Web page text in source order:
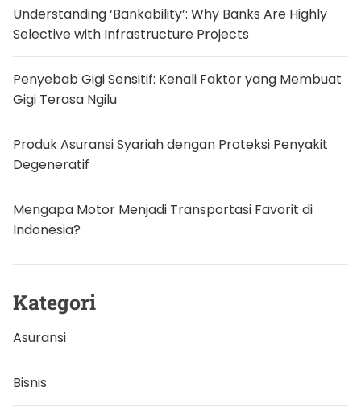
Understanding ‘Bankability’: Why Banks Are Highly
Selective with Infrastructure Projects
Penyebab Gigi Sensitif: Kenali Faktor yang Membuat
Gigi Terasa Ngilu
Produk Asuransi Syariah dengan Proteksi Penyakit
Degeneratif
Mengapa Motor Menjadi Transportasi Favorit di
Indonesia?
Kategori
Asuransi
Bisnis